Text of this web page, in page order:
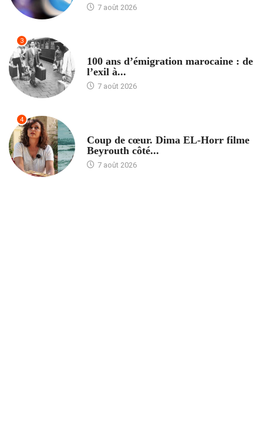
7 août 2026
3
100 ans d’émigration marocaine : de
l’exil à...
7 août 2026
4
Coup de cœur. Dima EL-Horr filme
Beyrouth côté...
7 août 2026